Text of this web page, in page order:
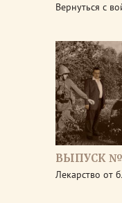
Вернуться с
ВЫПУСК
Лекарство от